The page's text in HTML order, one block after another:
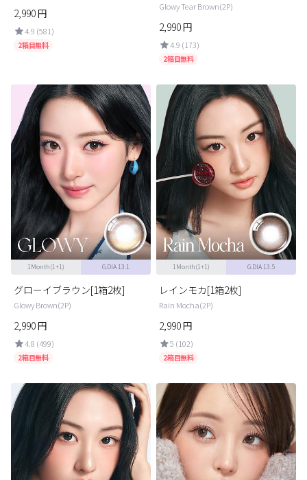
透明
乱視用
ハロウィンカラコン
レビュー
EYEしてる
総合掲示板
カスタマーサービス
ショッピングガイド
アプリダウンロード
INSTAGRAM LINE
2,990円
4.9 (581)
2箱目無料
Glowy Tear Brown(2P)
2,990円
4.9 (173)
2箱目無料
1Month(1+1) G.DIA 13.1
グローイブラウン[1箱2枚]
Glowy Brown(2P)
2,990円
4.8 (499)
2箱目無料
1Month(1+1) G.DIA 13.5
レインモカ[1箱2枚]
Rain Mocha(2P)
2,990円
5 (102)
2箱目無料